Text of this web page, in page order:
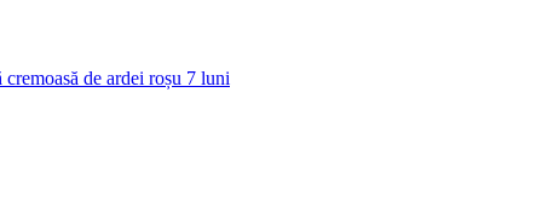
cremoasă de ardei roșu 7 luni